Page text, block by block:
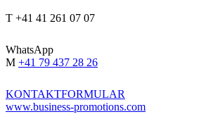
T +41 41 261 07 07
WhatsApp
M +41 79 437 28 26
KONTAKTFORMULAR
www.business-promotions.com